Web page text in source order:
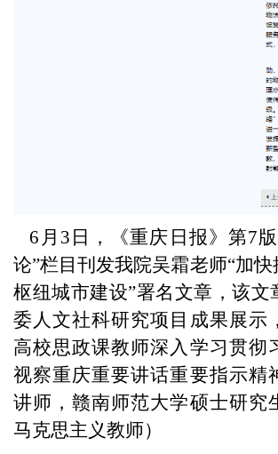
6月3日，《重庆日报》第7
论”栏目刊发我院吴霜老师“加
枢纽城市建设”署名文章，该文
委人文社科研究项目成果展示
高校思政课教师深入学习贯彻
视察重庆重要讲话重要指示精
讲师，赣南师范大学硕士研究
马克思主义教师）